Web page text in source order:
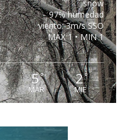
snow
97% humedad
viento: 3m/s SSO
MAX 1 • MIN 1
5°
MAR
2°
MIE